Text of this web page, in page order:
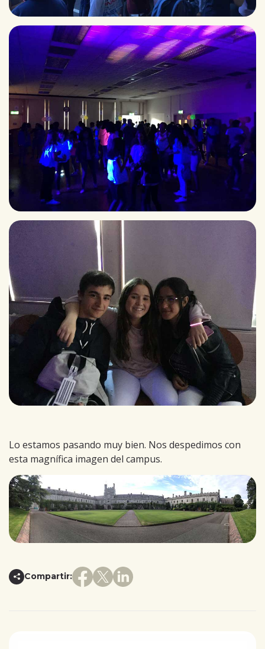
Lo estamos pasando muy bien. Nos despedimos con
esta magnífica imagen del campus.
Compartir: